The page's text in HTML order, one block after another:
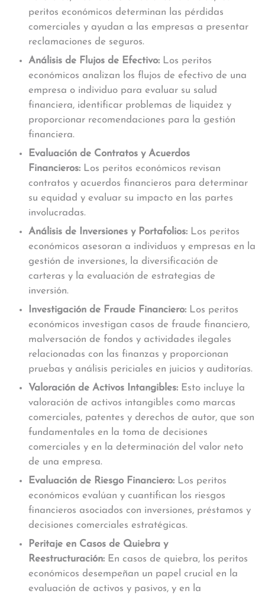
peritos económicos determinan las pérdidas
comerciales y ayudan a las empresas a presentar
reclamaciones de seguros.
Análisis de Flujos de Efectivo: Los peritos
económicos analizan los flujos de efectivo de una
empresa o individuo para evaluar su salud
financiera, identificar problemas de liquidez y
proporcionar recomendaciones para la gestión
financiera.
Evaluación de Contratos y Acuerdos
Financieros: Los peritos económicos revisan
contratos y acuerdos financieros para determinar
su equidad y evaluar su impacto en las partes
involucradas.
Análisis de Inversiones y Portafolios: Los peritos
económicos asesoran a individuos y empresas en la
gestión de inversiones, la diversificación de
carteras y la evaluación de estrategias de
inversión.
Investigación de Fraude Financiero: Los peritos
económicos investigan casos de fraude financiero,
malversación de fondos y actividades ilegales
relacionadas con las finanzas y proporcionan
pruebas y análisis periciales en juicios y auditorías.
Valoración de Activos Intangibles: Esto incluye la
valoración de activos intangibles como marcas
comerciales, patentes y derechos de autor, que son
fundamentales en la toma de decisiones
comerciales y en la determinación del valor neto
de una empresa.
Evaluación de Riesgo Financiero: Los peritos
económicos evalúan y cuantifican los riesgos
financieros asociados con inversiones, préstamos y
decisiones comerciales estratégicas.
Peritaje en Casos de Quiebra y
Reestructuración: En casos de quiebra, los peritos
económicos desempeñan un papel crucial en la
evaluación de activos y pasivos, y en la